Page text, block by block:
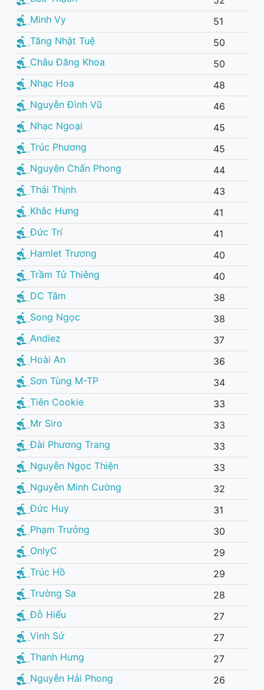
Minh Vy
51
Tăng Nhật Tuệ
50
Châu Đăng Khoa
50
Nhạc Hoa
48
Nguyễn Đình Vũ
46
Nhạc Ngoại
45
Trúc Phương
45
Nguyên Chấn Phong
44
Thái Thịnh
43
Khắc Hưng
41
Đức Trí
41
Hamlet Trương
40
Trầm Tử Thiêng
40
DC Tâm
38
Song Ngọc
38
Andiez
37
Hoài An
36
Sơn Tùng M-TP
34
Tiên Cookie
33
Mr Siro
33
Đài Phương Trang
33
Nguyễn Ngọc Thiện
33
Nguyễn Minh Cường
32
Đức Huy
31
Phạm Trưởng
30
OnlyC
29
Trúc Hồ
29
Trường Sa
28
Đỗ Hiếu
27
Vinh Sử
27
Thanh Hưng
27
Nguyễn Hải Phong
26